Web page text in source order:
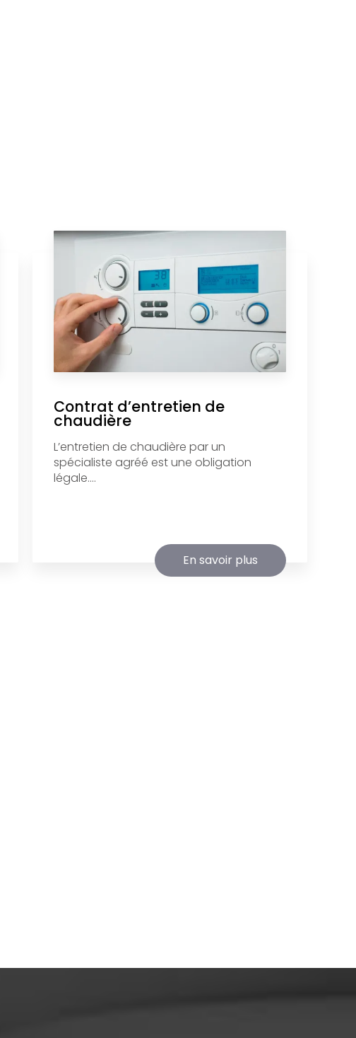
Contrat d’entretien de
chaudière
L’entretien de chaudière par un
spécialiste agréé est une obligation
légale....
En savoir plus